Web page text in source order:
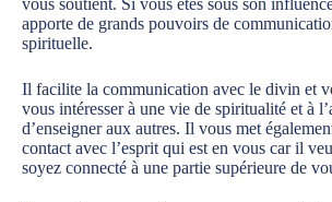
apporte de grands pouvoirs de
spirituelle.
Il facilite la communication avec le divin et
vous intéresser à une vie de spiritualité et à
d’enseigner aux autres. Il vous met
contact avec l’esprit qui est en vous car il
soyez connecté à une partie supérieure de